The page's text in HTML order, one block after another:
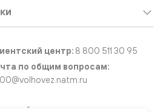
центр: 8 800 511 30 95
по общим вопросам:
звонок